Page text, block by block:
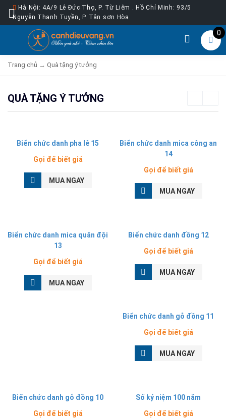
Hà Nội: 4A/9 Lê Đức Thọ, P. Từ Liêm . Hồ Chí Minh: 93/5
Nguyễn Thanh Tuyền, P. Tân sơn Hòa
0
Trang chủ → Quà tặng ý tưởng
QUÀ TẶNG Ý TƯỞNG
Biển chức danh pha lê 15
Gọi để biết giá
MUA NGAY
Biển chức danh mica công an
14
Gọi để biết giá
MUA NGAY
Biển chức danh mica quân đội
13
Gọi để biết giá
MUA NGAY
Biển chức danh đồng 12
Gọi để biết giá
MUA NGAY
Biển chức danh gỗ đồng 11
Gọi để biết giá
MUA NGAY
Biển chức danh gỗ đồng 10
Gọi để biết giá
Số kỷ niệm 100 năm
Gọi để biết giá